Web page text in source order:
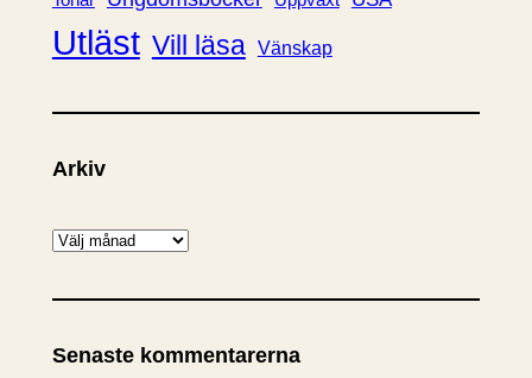
Utläst Vill läsa Vänskap
Arkiv
A
k
v
Senaste kommentarerna